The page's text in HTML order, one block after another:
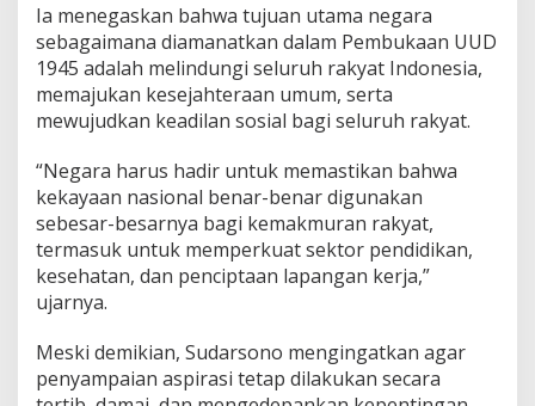
D
i
k
o
r
b
n
k
a
n
Ia menegaskan bahwa tujuan utama negara
sebagaimana diamanatkan dalam Pembukaan UUD
1945 adalah melindungi seluruh rakyat Indonesia,
memajukan kesejahteraan umum, serta
mewujudkan keadilan sosial bagi seluruh rakyat.
“Negara harus hadir untuk memastikan bahwa
kekayaan nasional benar-benar digunakan
sebesar-besarnya bagi kemakmuran rakyat,
termasuk untuk memperkuat sektor pendidikan,
kesehatan, dan penciptaan lapangan kerja,”
ujarnya.
Meski demikian, Sudarsono mengingatkan agar
penyampaian aspirasi tetap dilakukan secara